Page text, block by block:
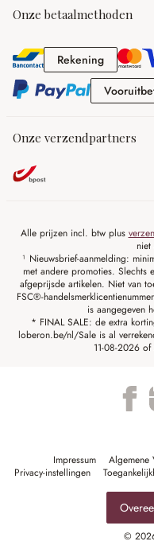
Onze betaalmethoden
RekeningRekening
Onze verzendpartners
Alle prijzen incl. btw plus
¹ Nieuwsbrief-aanmelding:
met andere promoties. Slechts
afgeprijsde artikelen. Niet van
FSC®-
is aangegeven
* FINAL SALE: de extra
loberon.be/nl/Sale is al
11-08-2026
Impressum Algemene
Privacy-instellingen
©